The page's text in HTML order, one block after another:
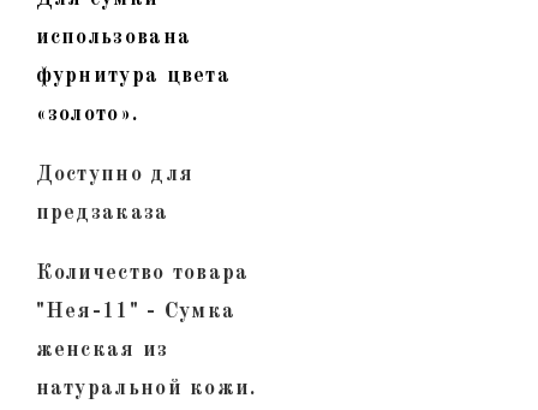
использована
фурнитура цвета
«золото».
Доступно для
предзаказа
Количество товара
"Нея-11" - Сумка
женская из
натуральной кожи.